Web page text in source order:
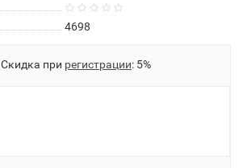
4698
Скидка при регистрации: 5%